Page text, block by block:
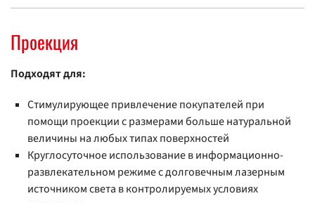
Проекция
Подходят для:
Стимулирующее привлечение покупателей при
помощи проекции с размерами больше натуральной
величины на любых типах поверхностей
Круглосуточное использование в информационно-
развлекательном режиме с долговечным лазерным
источником света в контролируемых условиях